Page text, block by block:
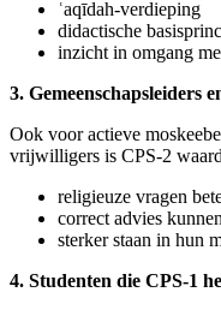
ʿaqīdah‑verdieping
didactische
inzicht in omgang
3. Gemeenschapsleiders
Ook voor actieve
vrijwilligers is CPS‑2
religieuze vragen
correct advies
sterker staan in hun
4. Studenten die CPS‑1